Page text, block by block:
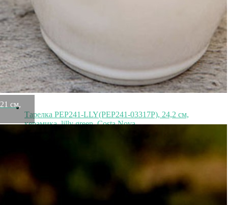
см,
White, red, Costa Nova
Быстрый просмотр
4 060
Тарелка PEP241-LLY(PEP241-03317P), 24,2 см,
керамика, lilly green, Costa Nova